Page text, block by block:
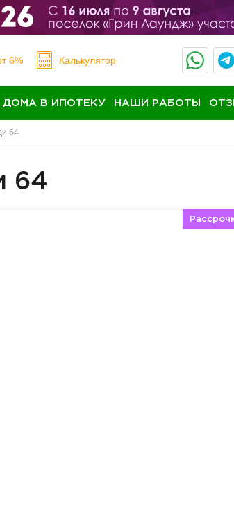
6% Калькулятор
ДОМА В ИПОТЕКУ НАШИ РАБОТЫ
64
64